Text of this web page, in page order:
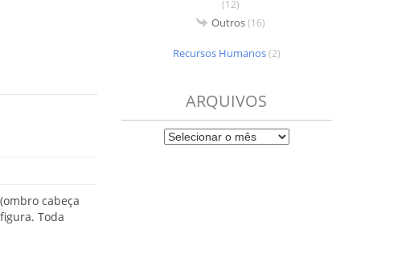
cabeça
Toda
(12)
Outros(16)
Recursos Humanos(2)
ARQUIVOS